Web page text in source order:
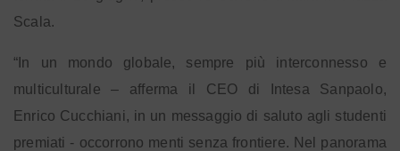
Scala.
“In un mondo globale, sempre più interconnesso e
multiculturale – afferma il CEO di Intesa Sanpaolo,
Enrico Cucchiani, in un messaggio di saluto agli studenti
premiati - occorrono menti senza frontiere. Nel panorama